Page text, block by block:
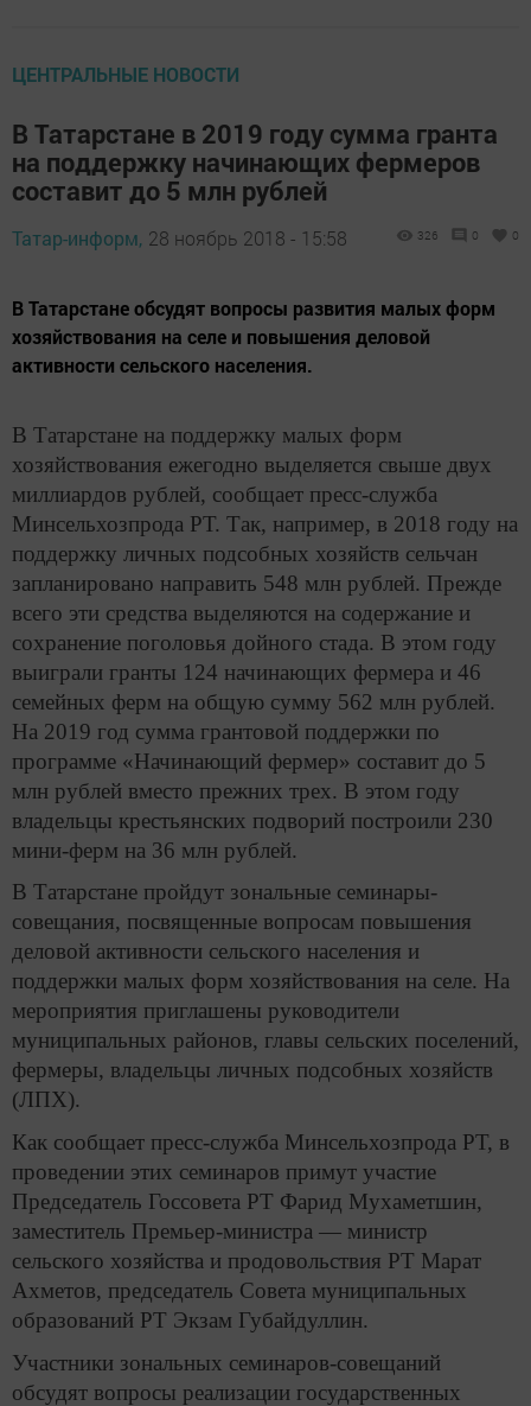
ЦЕНТРАЛЬНЫЕ НОВОСТИ
В Татарстане в 2019 году сумма гранта
на поддержку начинающих фермеров
составит до 5 млн рублей
Татар-информ, 28 ноябрь 2018 - 15:58 326 0 0
В Татарстане обсудят вопросы развития малых форм
хозяйствования на селе и повышения деловой
активности сельского населения.
В Татарстане на поддержку малых форм
хозяйствования ежегодно выделяется свыше двух
миллиардов рублей, сообщает пресс-служба
Минсельхозпрода РТ. Так, например, в 2018 году на
поддержку личных подсобных хозяйств сельчан
запланировано направить 548 млн рублей. Прежде
всего эти средства выделяются на содержание и
сохранение поголовья дойного стада. В этом году
выиграли гранты 124 начинающих фермера и 46
семейных ферм на общую сумму 562 млн рублей.
На 2019 год сумма грантовой поддержки по
программе «Начинающий фермер» составит до 5
млн рублей вместо прежних трех. В этом году
владельцы крестьянских подворий построили 230
мини-ферм на 36 млн рублей.
В Татарстане пройдут зональные семинары-
совещания, посвященные вопросам повышения
деловой активности сельского населения и
поддержки малых форм хозяйствования на селе. На
мероприятия приглашены руководители
муниципальных районов, главы сельских поселений,
фермеры, владельцы личных подсобных хозяйств
(ЛПХ).
Как сообщает пресс-служба Минсельхозпрода РТ, в
проведении этих семинаров примут участие
Председатель Госсовета РТ Фарид Мухаметшин,
заместитель Премьер-министра — министр
сельского хозяйства и продовольствия РТ Марат
Ахметов, председатель Совета муниципальных
образований РТ Экзам Губайдуллин.
Участники зональных семинаров-совещаний
обсудят вопросы реализации государственных